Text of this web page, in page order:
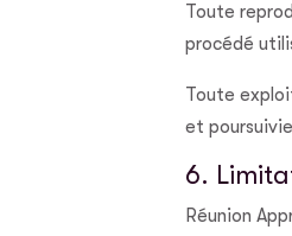
Toute
procédé
Toute
et
6.
Réunion